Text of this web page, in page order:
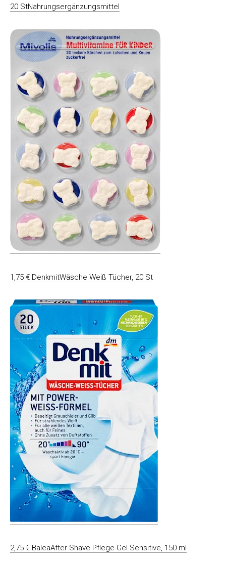
20 StNahrungsergänzungsmittel
1,75 € DenkmitWäsche Weiß Tücher, 20 St
2,75 € BaleaAfter Shave Pflege-Gel Sensitive, 150 ml